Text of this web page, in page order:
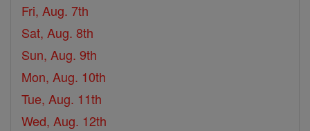
Fri, Aug. 7th
Sat, Aug. 8th
Sun, Aug. 9th
Mon, Aug. 10th
Tue, Aug. 11th
Wed, Aug. 12th